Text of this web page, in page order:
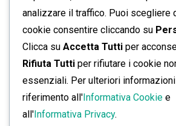
analizzare il traffico. Puoi scegliere
cookie consentire cliccando su
Clicca su Accetta Tutti per
Rifiuta Tutti per rifiutare i cookie
essenziali. Per ulteriori
riferimento all'Informativa Cookie e
all'Informativa Privacy.